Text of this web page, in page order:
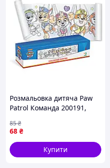
Розмальовка дитяча Paw
Patrol Команда 200191,
68 ₴
85₴
Купити